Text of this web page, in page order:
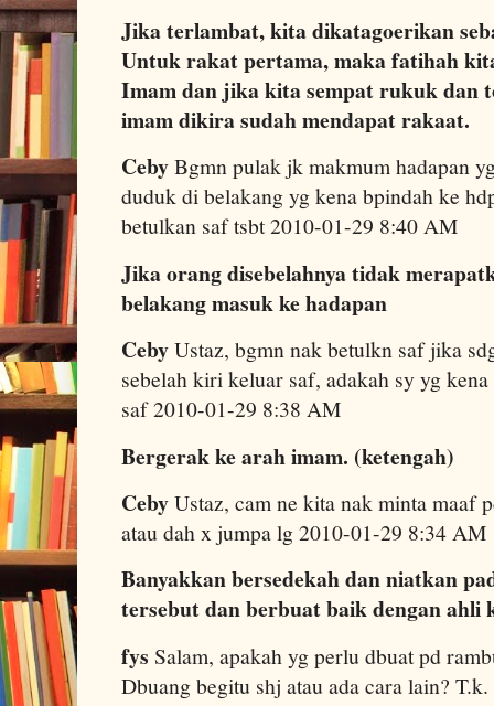
Jika terlambat, kita dikatagoerikan
Untuk rakat pertama, maka fatihah
Imam dan jika kita sempat rukuk dan
imam dikira sudah mendapat rakaat.
CebyBgmn pulak jk makmum hadapan
duduk di belakang yg kena bpindah ke
betulkan saf tsbt 2010-01-29 8:40 AM
Jika orang disebelahnya tidak
belakang masuk ke hadapan
CebyUstaz, bgmn nak betulkn saf jika
sebelah kiri keluar saf, adakah sy yg
saf 2010-01-29 8:38 AM
Bergerak ke arah imam. (ketengah)
CebyUstaz, cam ne kita nak minta maaf
atau dah x jumpa lg 2010-01-29 8:34 AM
Banyakkan bersedekah dan niatkan
tersebut dan berbuat baik dengan ahli
fys Salam, apakah yg perlu dbuat pd
Dbuang begitu shj atau ada cara lain?